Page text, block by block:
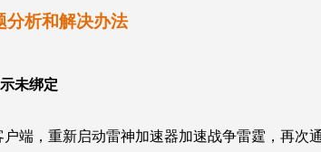
分析和解决办法
未绑定
户端，重新启动雷神加速器加速战争雷霆，再次